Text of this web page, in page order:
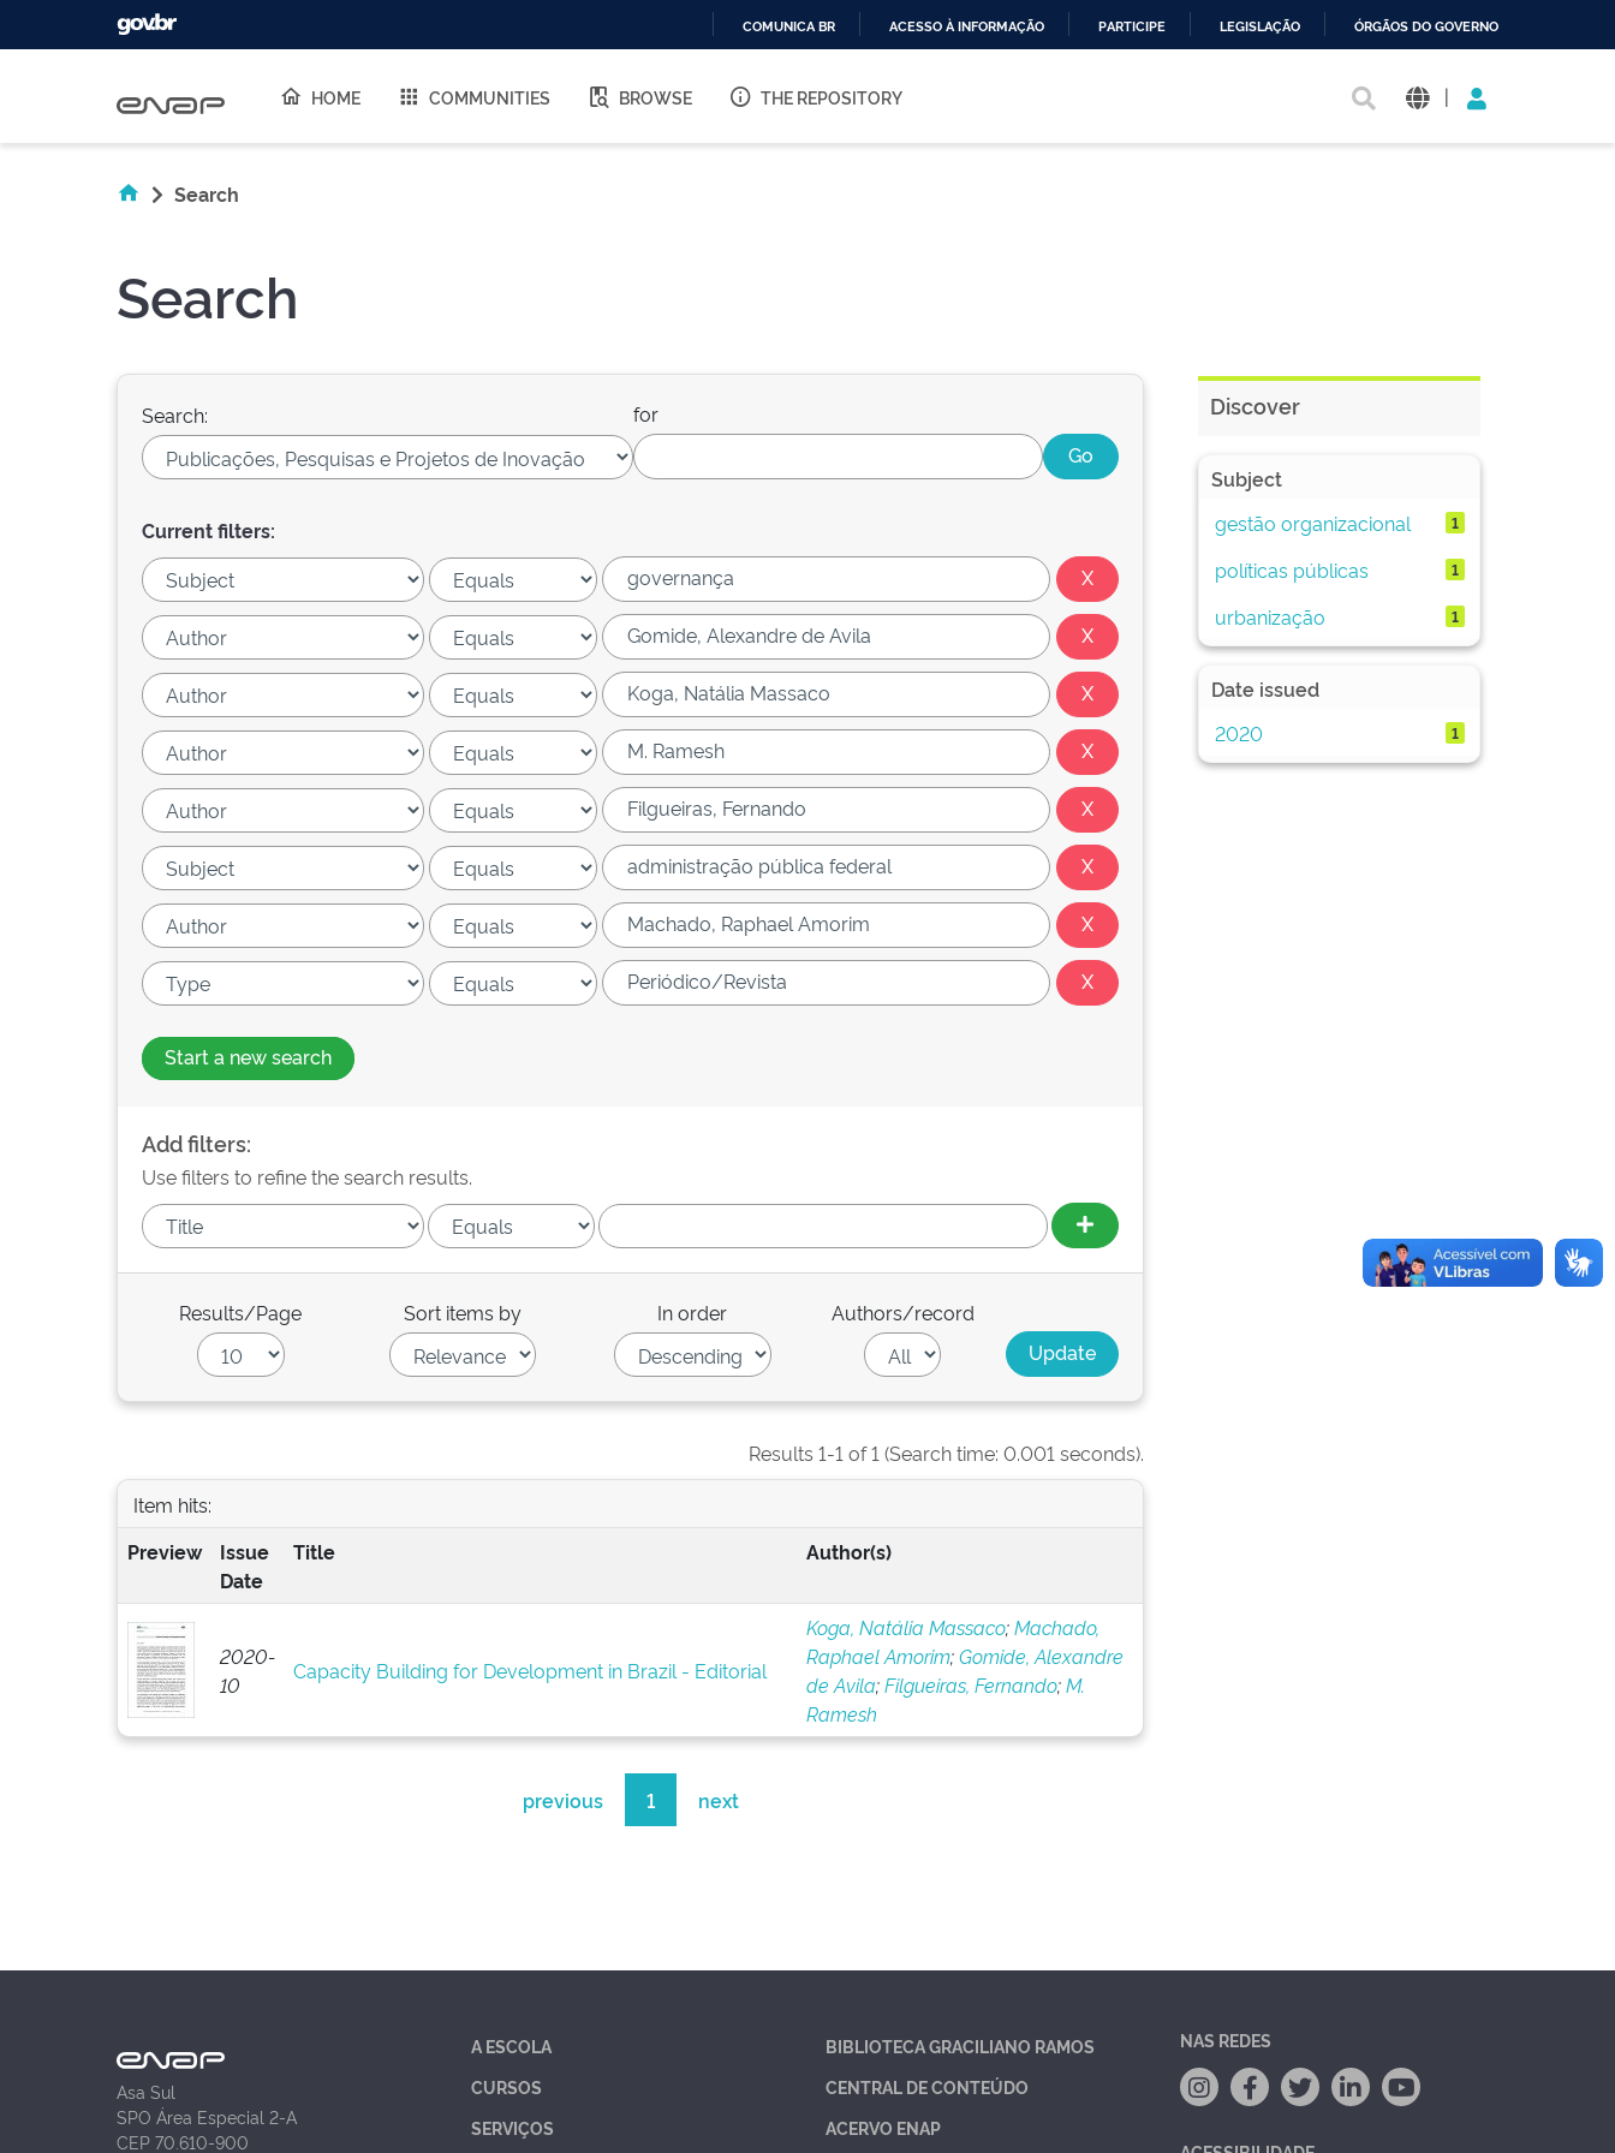
O
COMUNICA BR ACESSO À INFORMAÇÃO PARTICIPE LEGISLAÇÃO ÓRGÃOS DO GOVERNO
HOME COMMUNITIES BROWSE THE REPOSITORY |
Search
Search
Search: for
Current filters:
Start a new search
Add filters:
Use filters to refine the search results.
Results/Page Sort items by In order Authors/record
Results 1-1 of 1 (Search time: 0.001 seconds).
Item hits:
Preview
Issue
Date
Title Author(s)
2020-
10
Capacity Building for Development in Brazil - Editorial
Koga, Natália Massaco;Machado,
Raphael Amorim;Gomide, Alexandre
de Avila;Filgueiras, Fernando;M.
Ramesh
previous 1 next
Discover
Subject
gestão organizacional
1
políticas públicas 1
urbanização 1
Date issued
2020
1
Asa Sul
SPO Área Especial 2-A
CEP 70.610-900
A ESCOLA
CURSOS
SERVIÇOS
BIBLIOTECA GRACILIANO RAMOS
CENTRAL DE CONTEÚDO
ACERVO ENAP
NAS REDES